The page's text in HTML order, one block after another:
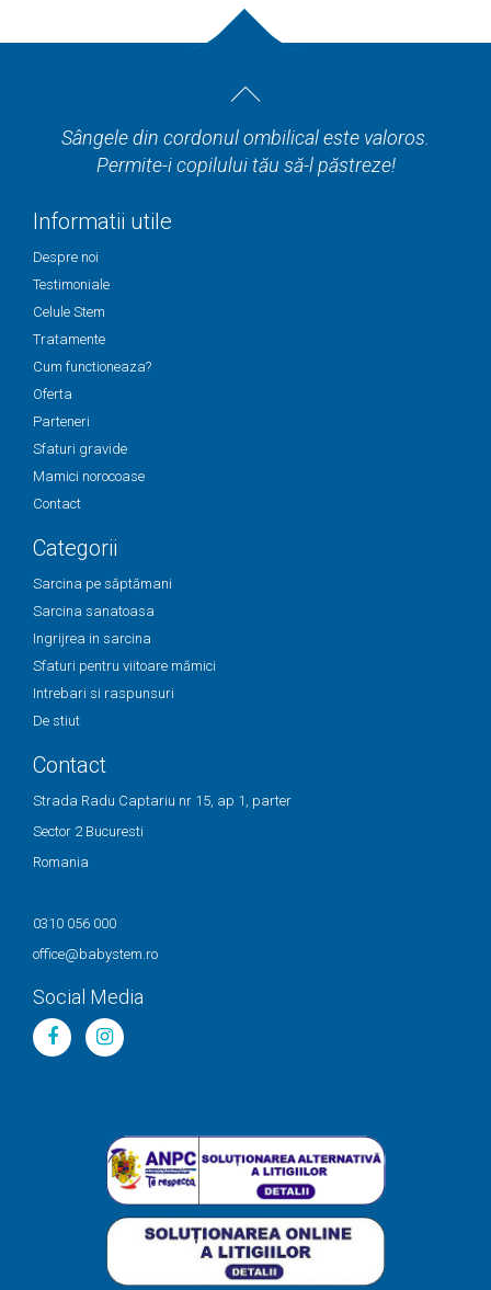
Sângele din cordonul ombilical este valoros.
Permite-i copilului tău să-l păstreze!
Informatii utile
Despre noi
Testimoniale
Celule Stem
Tratamente
Cum functioneaza?
Oferta
Parteneri
Sfaturi gravide
Mamici norocoase
Contact
Categorii
Sarcina pe săptămani
Sarcina sanatoasa
Ingrijrea in sarcina
Sfaturi pentru viitoare mămici
Intrebari si raspunsuri
De stiut
Contact
Strada Radu Captariu nr 15, ap 1, parter
Sector 2 Bucuresti
Romania
0310 056 000
office@babystem.ro
Social Media